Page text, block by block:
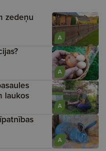
A
zedeņu
A
A
laukos
A